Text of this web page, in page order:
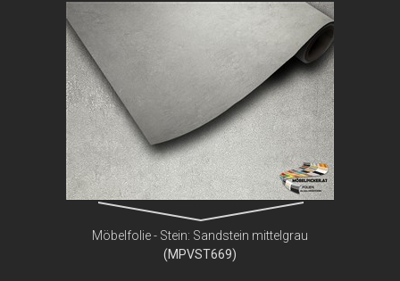
Möbelfolie - Stein: Sandstein mittelgrau
(MPVST669)